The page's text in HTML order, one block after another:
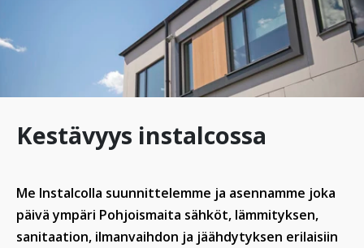
Kestävyys instalcossa
Me Instalcolla suunnittelemme ja asennamme joka
päivä ympäri Pohjoismaita sähköt, lämmityksen,
sanitaation, ilmanvaihdon ja jäähdytyksen erilaisiin